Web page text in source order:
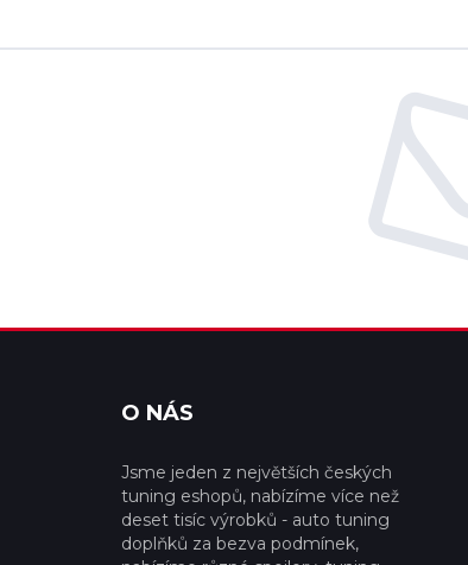
O NÁS
Jsme jeden z největších českých
tuning eshopů, nabízíme více než
deset tisíc výrobků - auto tuning
doplňků za bezva podmínek,